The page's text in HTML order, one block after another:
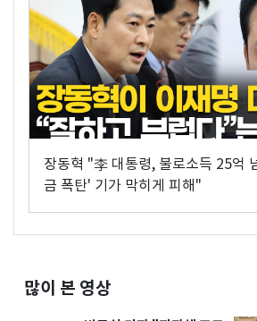
장동혁 "李 대통령, 불로소득 25억
금 폭탄' 기가 막히게 피해"
많이 본 영상